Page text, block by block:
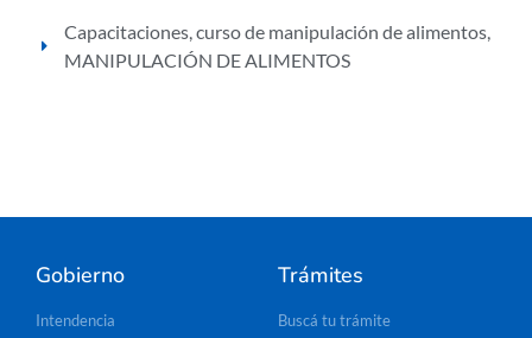
Capacitaciones,curso de manipulación de alimentos,
MANIPULACIÓN DE ALIMENTOS
Gobierno
Intendencia
Trámites
Buscá tu trámite